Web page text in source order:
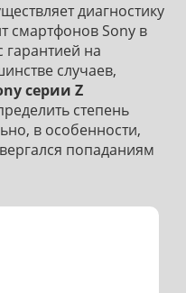
диагностику
смартфонов Sony в
на
случаев,
серии Z
степень
в особенности,
попаданиям